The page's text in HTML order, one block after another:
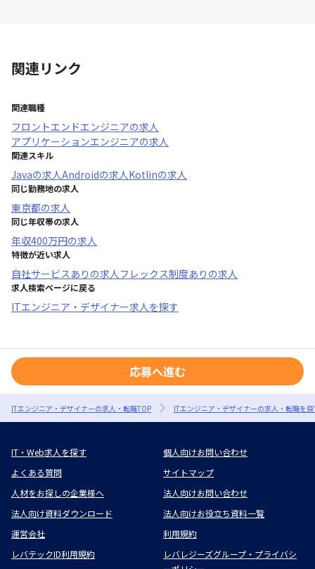
関連リンク
関連職種
フロントエンドエンジニアの求人
アプリケーションエンジニアの求人
関連スキル
Javaの求人Androidの求人Kotlinの求人
同じ勤務地の求人
東京都の求人
同じ年収帯の求人
年収400万円の求人
特徴が近い求人
自社サービスあり の求人フレックス制度あり の求人
求人検索ページに戻る
ITエンジニア・デザイナー求人を探す
応募へ進む
ITエンジニア・デザイナーの求人・転職TOP ITエンジニア・デザイナーの求人・転職を
IT・Web求人を探す
個人向けお問い合わせ
よくある質問
サイトマップ
人材をお探しの企業様へ
法人向けお問い合わせ
法人向け資料ダウンロード
法人向けお役立ち資料一覧
運営会社
利用規約
レバテックID利用規約
レバレジーズグループ・プライバシ